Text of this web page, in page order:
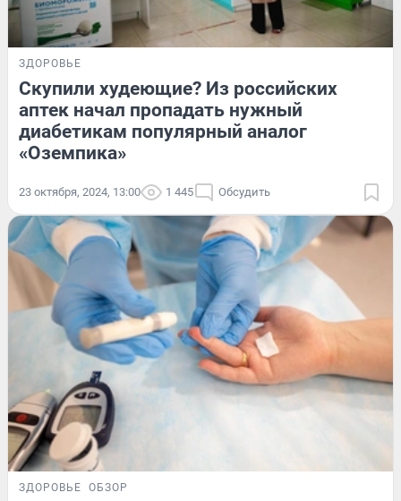
ЗДОРОВЬЕ
Скупили худеющие? Из российских
аптек начал пропадать нужный
диабетикам популярный аналог
«Оземпика»
23 октября, 2024, 13:00 1 445 Обсудить
ЗДОРОВЬЕ ОБЗОР